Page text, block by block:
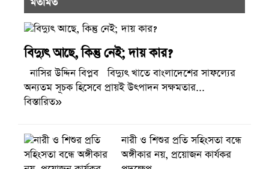
বিদ্যুৎ আছে, কিন্তু নেই; দায় কার?
নাসির উদ্দিন বিপ্লব বিদ্যুৎ খাতে বাংলাদেশের সাফল্যের
অন্যতম সূচক হিসেবে প্রায়ই উৎপাদন সক্ষমতার...
বিস্তারিত»
নারী ও শিশুর প্রতি সহিংসতা বন্ধে
অঙ্গীকার নয়, প্রয়োজন কার্যকর
পদক্ষেপ